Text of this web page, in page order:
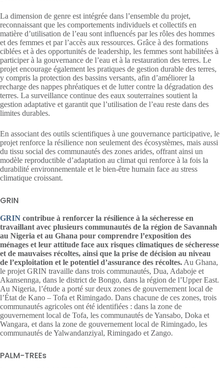
La dimension de genre est intégrée dans l’ensemble du projet,
reconnaissant que les comportements individuels et collectifs en
matière d’utilisation de l’eau sont influencés par les rôles des hommes
et des femmes et par l’accès aux ressources. Grâce à des formations
ciblées et à des opportunités de leadership, les femmes sont habilitées à
participer à la gouvernance de l’eau et à la restauration des terres. Le
projet encourage également les pratiques de gestion durable des terres,
y compris la protection des bassins versants, afin d’améliorer la
recharge des nappes phréatiques et de lutter contre la dégradation des
terres. La surveillance continue des eaux souterraines soutient la
gestion adaptative et garantit que l’utilisation de l’eau reste dans des
limites durables.
En associant des outils scientifiques à une gouvernance participative, le
projet renforce la résilience non seulement des écosystèmes, mais aussi
du tissu social des communautés des zones arides, offrant ainsi un
modèle reproductible d’adaptation au climat qui renforce à la fois la
durabilité environnementale et le bien-être humain face au stress
climatique croissant.
GRIN
GRIN contribue à renforcer la résilience à la sécheresse en
travaillant avec plusieurs communautés de la région de Savannah
au Nigeria et au Ghana pour comprendre l’exposition des
ménages et leur attitude face aux risques climatiques de sécheresse
et de mauvaises récoltes, ainsi que la prise de décision au niveau
de l’exploitation et le potentiel d’assurance des récoltes. Au Ghana,
le projet GRIN travaille dans trois communautés, Dua, Adaboje et
Akansennga, dans le district de Bongo, dans la région de l’Upper East.
Au Nigeria, l’étude a porté sur deux zones de gouvernement local de
l’État de Kano – Tofa et Rimingado. Dans chacune de ces zones, trois
communautés agricoles ont été identifiées : dans la zone de
gouvernement local de Tofa, les communautés de Yansabo, Doka et
Wangara, et dans la zone de gouvernement local de Rimingado, les
communautés de Yalwandanziyal, Rimingado et Zango.
PALM-TREEs